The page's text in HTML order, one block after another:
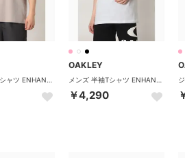
OAKLEY
￥4,290